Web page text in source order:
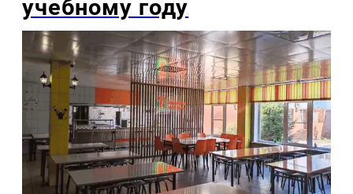
учебному году